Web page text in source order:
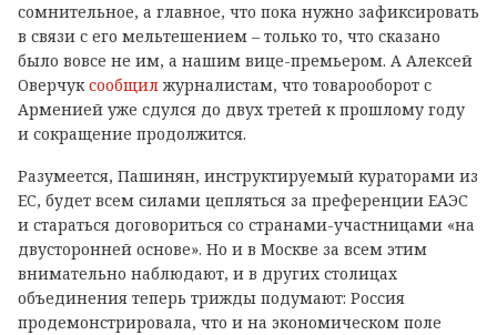
сомнительное, а главное, что пока нужно зафиксировать
в связи с его мельтешением – только то, что сказано
было вовсе не им, а нашим вице-премьером. А Алексей
Оверчуксообщилжурналистам, что товарооборот с
Арменией уже сдулся до двух третей к прошлому году
и сокращение продолжится.
Разумеется, Пашинян, инструктируемый кураторами из
ЕС, будет всем силами цепляться за преференции ЕАЭС
и стараться договориться со странами-участницами «на
двусторонней основе». Но и в Москве за всем этим
внимательно наблюдают, и в других столицах
объединения теперь трижды подумают: Россия
продемонстрировала, что и на экономическом поле